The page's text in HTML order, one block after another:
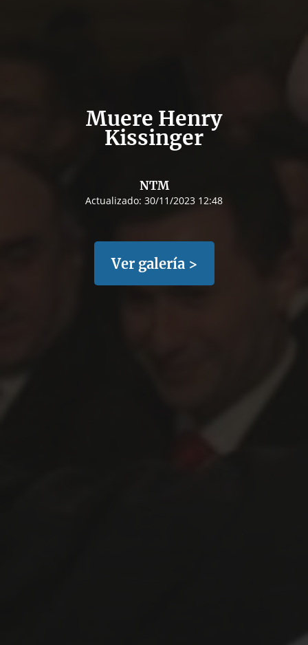
Muere Henry
Kissinger
NTM
Actualizado: 30/11/2023 12:48
Ver galería >